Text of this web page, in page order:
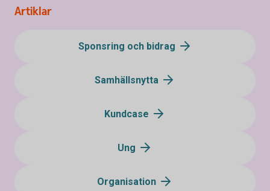
Artiklar
Sponsring och bidrag
Samhällsnytta
Kundcase
Ung
Organisation